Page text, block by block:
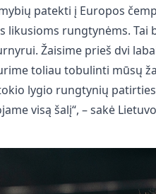
patekti į Europos
likusioms rungtynėms. Tai
Žaisime prieš dvi
toliau tobulinti mūsų
lygio rungtynių
visą šalį“, – sakė